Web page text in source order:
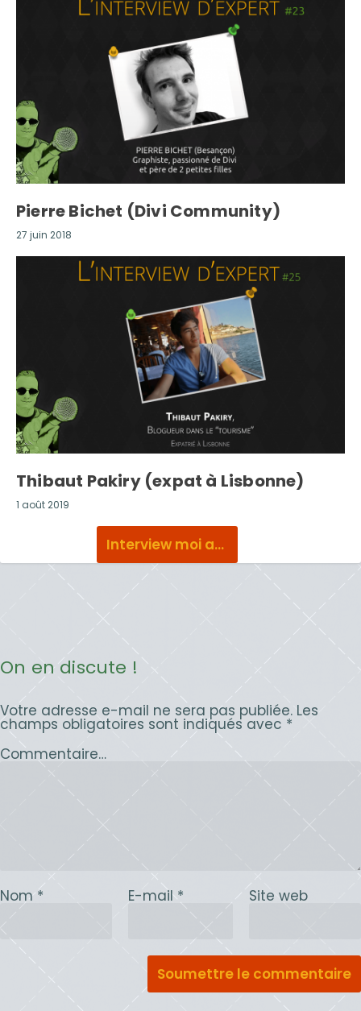
Pierre Bichet (Divi Community)
27 juin 2018
Thibaut Pakiry (expat à Lisbonne)
1 août 2019
Interview moi aussi !
On en discute !
Votre adresse e-mail ne sera pas publiée. Les
champs obligatoires sont indiqués avec *
Commentaire…
Nom * E-mail * Site web